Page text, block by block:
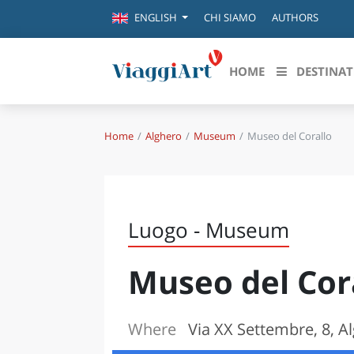
ENGLISH CHI SIAMO AUTHORS
HOME
Destinazioni in evidenza
FIRENZE
NAPOLI
BOLOGNA
LA SILA
IL SALENTO
Home Alghero Museum Museo del Corallo
Luogo - Museum
Museo del
Where Via XX Settembre, 8,